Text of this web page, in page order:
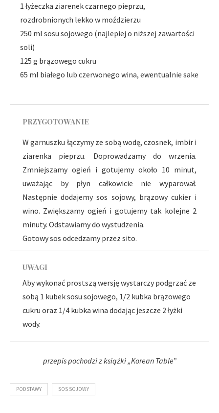
1 łyżeczka ziarenek czarnego pieprzu,
rozdrobnionych lekko w moździerzu
250 ml sosu sojowego (najlepiej o niższej zawartości
soli)
125 g brązowego cukru
65 ml białego lub czerwonego wina, ewentualnie sake
PRZYGOTOWANIE
W garnuszku łączymy ze sobą wodę, czosnek, imbir i
ziarenka pieprzu. Doprowadzamy do wrzenia.
Zmniejszamy ogień i gotujemy około 10 minut,
uważając by płyn całkowicie nie wyparował.
Następnie dodajemy sos sojowy, brązowy cukier i
wino. Zwiększamy ogień i gotujemy tak kolejne 2
minuty. Odstawiamy do wystudzenia.
Gotowy sos odcedzamy przez sito.
UWAGI
Aby wykonać prostszą wersję wystarczy podgrzać ze
sobą 1 kubek sosu sojowego, 1/2 kubka brązowego
cukru oraz 1/4 kubka wina dodając jeszcze 2 łyżki
wody.
przepis pochodzi z książki „Korean Table”
PODSTAWY SOS SOJOWY